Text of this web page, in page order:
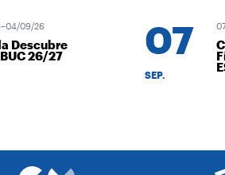
09/26
Descubre
26/27 07
SEP.